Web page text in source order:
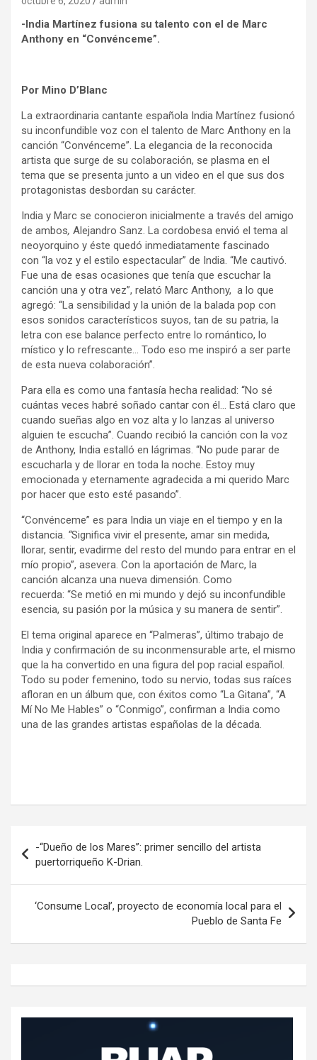
-India Martínez fusiona su talento con el de Marc
Anthony en “Convénceme”.
Por Mino D’Blanc
La extraordinaria cantante española India Martínez fusionó
su inconfundible voz con el talento de Marc Anthony en la
canción “Convénceme”. La elegancia de la reconocida
artista que surge de su colaboración, se plasma en el
tema que se presenta junto a un video en el que sus dos
protagonistas desbordan su carácter.
India y Marc se conocieron inicialmente a través del amigo
de ambos, Alejandro Sanz. La cordobesa envió el tema al
neoyorquino y éste quedó inmediatamente fascinado
con “la voz y el estilo espectacular” de India. “Me cautivó.
Fue una de esas ocasiones que tenía que escuchar la
canción una y otra vez”, relató Marc Anthony, a lo que
agregó: “La sensibilidad y la unión de la balada pop con
esos sonidos característicos suyos, tan de su patria, la
letra con ese balance perfecto entre lo romántico, lo
místico y lo refrescante… Todo eso me inspiró a ser parte
de esta nueva colaboración”.
Para ella es como una fantasía hecha realidad: “No sé
cuántas veces habré soñado cantar con él… Está claro que
cuando sueñas algo en voz alta y lo lanzas al universo
alguien te escucha”. Cuando recibió la canción con la voz
de Anthony, India estalló en lágrimas. “No pude parar de
escucharla y de llorar en toda la noche. Estoy muy
emocionada y eternamente agradecida a mi querido Marc
por hacer que esto esté pasando”.
“Convénceme” es para India un viaje en el tiempo y en la
distancia. “Significa vivir el presente, amar sin medida,
llorar, sentir, evadirme del resto del mundo para entrar en el
mío propio”, asevera. Con la aportación de Marc, la
canción alcanza una nueva dimensión. Como
recuerda: “Se metió en mi mundo y dejó su inconfundible
esencia, su pasión por la música y su manera de sentir”.
El tema original aparece en “Palmeras”, último trabajo de
India y confirmación de su inconmensurable arte, el mismo
que la ha convertido en una figura del pop racial español.
Todo su poder femenino, todo su nervio, todas sus raíces
afloran en un álbum que, con éxitos como “La Gitana”, “A
Mí No Me Hables” o “Conmigo”, confirman a India como
una de las grandes artistas españolas de la década.
de
entradas
-“Dueño de los Mares”: primer sencillo del artista
puertorriqueño K-Drian.
‘Consume Local’, proyecto de economía local para el
Pueblo de Santa Fe